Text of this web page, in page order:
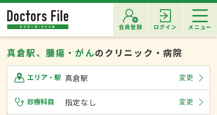
会員登録 ログイン メニュー
真倉駅、腫瘍・がんのクリニック・病院
エリア・駅 真倉駅 変更
診療科目 指定なし 変更